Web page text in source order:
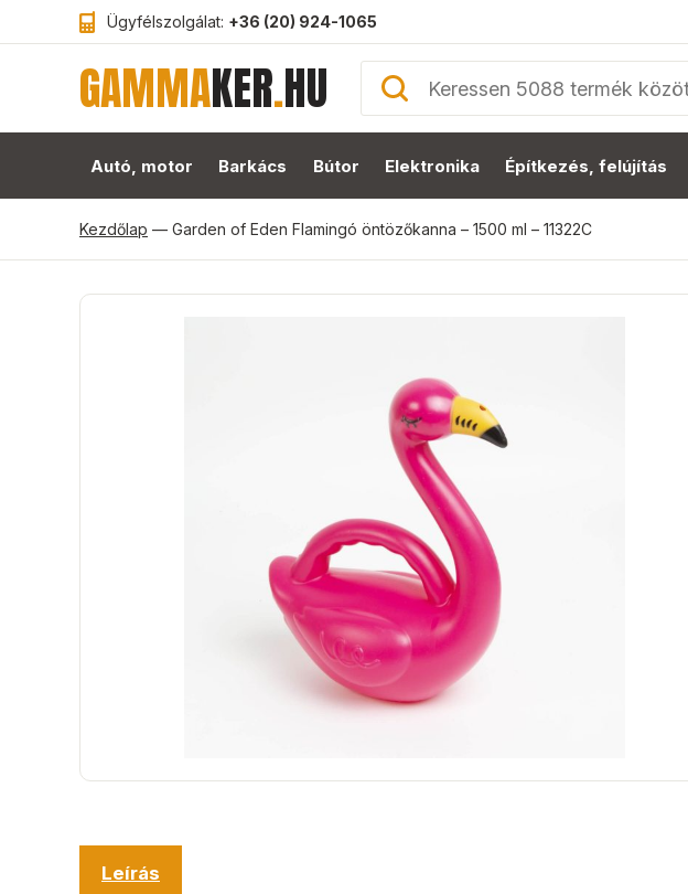
Ügyfélszolgálat: +36 (20) 924-1065
GAMMAKER.HU
Autó, motor Barkács Bútor Elektronika Építkezés, felújítás
Kezdőlap — Garden of Eden Flamingó öntözőkanna – 1500 ml – 11322C
Leírás